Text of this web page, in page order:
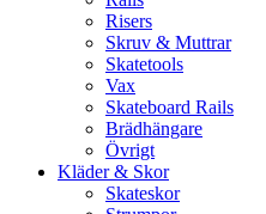
Risers
Skruv & Muttrar
Skatetools
Vax
Skateboard Rails
Brädhängare
Övrigt
Kläder & Skor
Skateskor